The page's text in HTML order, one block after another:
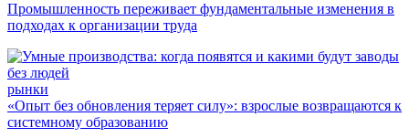
Промышленность переживает фундаментальные изменения в
подходах к организации труда
рынки
«Опыт без обновления теряет силу»: взрослые возвращаются к
системному образованию